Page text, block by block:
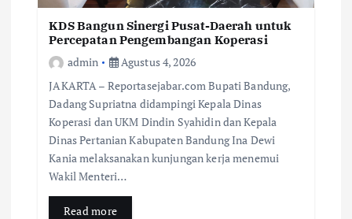
KDS Bangun Sinergi Pusat-Daerah untuk
Percepatan Pengembangan Koperasi
admin
Agustus 4, 2026
JAKARTA – Reportasejabar.com Bupati Bandung,
Dadang Supriatna didampingi Kepala Dinas
Koperasi dan UKM Dindin Syahidin dan Kepala
Dinas Pertanian Kabupaten Bandung Ina Dewi
Kania melaksanakan kunjungan kerja menemui
Wakil Menteri…
Read more